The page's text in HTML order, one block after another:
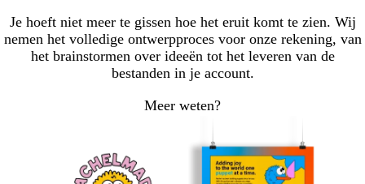
Je hoeft niet meer te gissen hoe het eruit komt te zien. Wij
nemen het volledige ontwerpproces voor onze rekening, van
het brainstormen over ideeën tot het leveren van de
bestanden in je account.
Meer weten?